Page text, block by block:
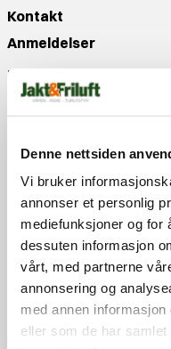
Denne nettsiden
Vi bruker
annonser et personlig
mediefunksjoner og for
dessuten informasjon
vårt, med partnerne
annonsering og
med annen
eller som de har
Kontakt
Anmeldelser
Populære
SØLVKROKEN Aura Flake G/FL/S 7
kr 89,00